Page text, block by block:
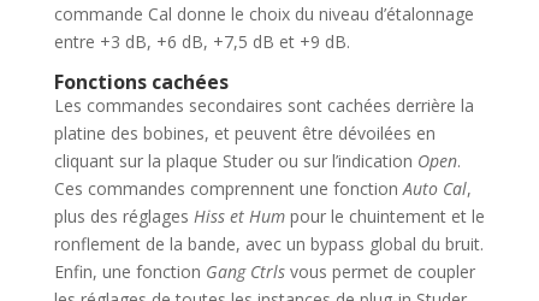
commande Cal donne le choix du niveau d’étalonnage
entre +3 dB, +6 dB, +7,5 dB et +9 dB.
Fonctions cachées
Les commandes secondaires sont cachées derrière la
platine des bobines, et peuvent être dévoilées en
cliquant sur la plaque Studer ou sur l’indication Open.
Ces commandes comprennent une fonction Auto Cal,
plus des réglages Hiss et Humpour le chuintement et le
ronflement de la bande, avec un bypass global du bruit.
Enfin, une fonction Gang Ctrlsvous permet de coupler